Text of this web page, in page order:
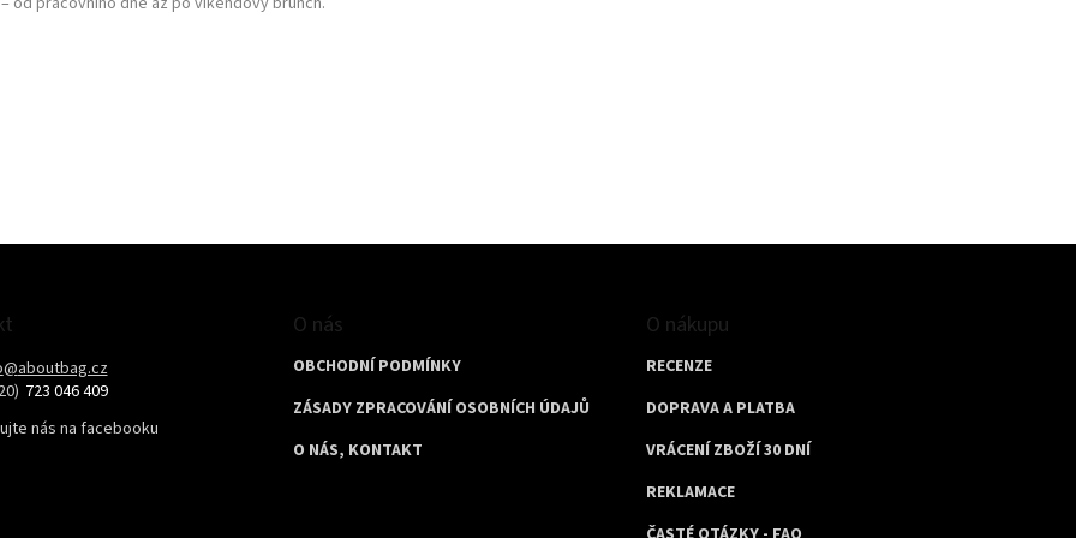
@aboutbag.cz
723 046 409
nás na facebooku
O nás
OBCHODNÍ PODMÍNKY
ZÁSADY ZPRACOVÁNÍ OSOBNÍCH ÚDAJŮ
O NÁS, KONTAKT
O nákupu
RECENZE
DOPRAVA A PLATBA
VRÁCENÍ ZBOŽÍ 30 DNÍ
REKLAMACE